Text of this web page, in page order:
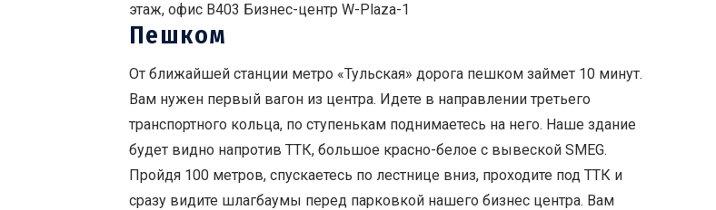
этаж, офис B403 Бизнес-центр W-Plaza-1
Пешком
От ближайшей станции метро «Тульская» дорога пешком займет 10 минут.
Вам нужен первый вагон из центра. Идете в направлении третьего
транспортного кольца, по ступенькам поднимаетесь на него. Наше здание
будет видно напротив ТТК, большое красно-белое с вывеской SMEG.
Пройдя 100 метров, спускаетесь по лестнице вниз, проходите под ТТК и
сразу видите шлагбаумы перед парковкой нашего бизнес центра. Вам